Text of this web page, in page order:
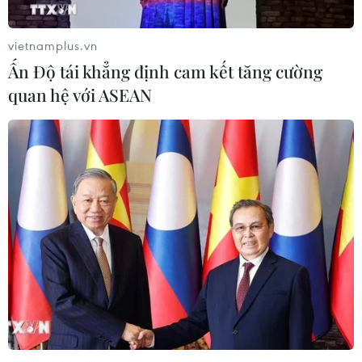
Fujifilm hồi sinh dòng máy máy ảnh
phim dùng một lần
01/07/2026 13:57
Cách Bosch định nghĩa lại không
gian sống thông minh
26/06/2026 14:39
Meta trình làng sản phẩm mới "phá
giá" thị trường kính thông minh
24/06/2026 04:59
Đà Nẵng ra mắt hai hệ thống số
vietnamplus.vn
Ấn Độ tái khẳng định cam kết tăng cường
quan hệ với ASEAN